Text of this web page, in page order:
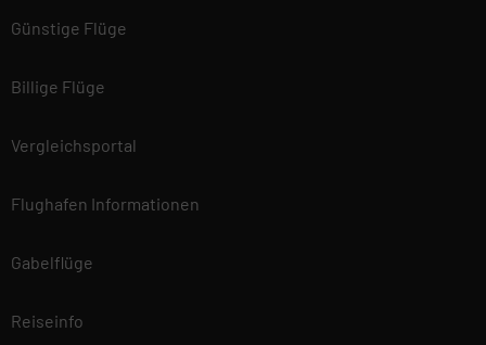
Günstige Flüge
Billige Flüge
Vergleichsportal
Flughafen Informationen
Gabelflüge
Reiseinfo